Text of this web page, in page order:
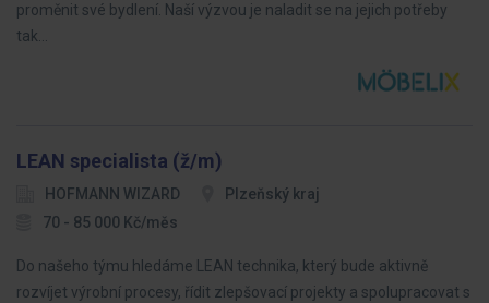
proměnit své bydlení. Naší výzvou je naladit se na jejich potřeby
tak…
LEAN specialista (ž/m)
HOFMANN WIZARD
Plzeňský kraj
70 - 85 000 Kč/měs
Do našeho týmu hledáme LEAN technika, který bude aktivně
rozvíjet výrobní procesy, řídit zlepšovací projekty a spolupracovat s